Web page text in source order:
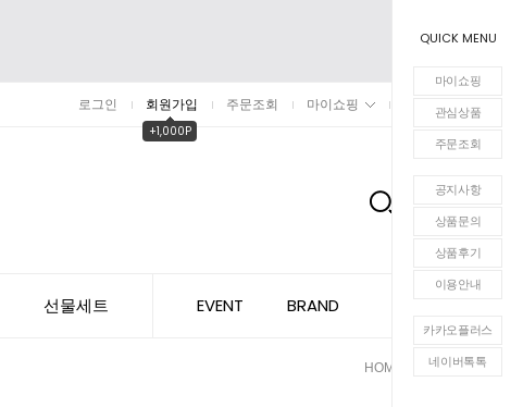
QUICK MENU
마이쇼핑
관심상품
주문조회
공지사항
상품문의
상품후기
이용안내
카카오플러스
네이버톡톡
로그인 회원가입
+1,000P
주문조회 마이쇼핑 장바구니
선물세트 EVENT BRAND
HOME 전통차